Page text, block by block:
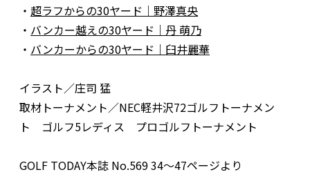
・ 超ラフからの30ヤード｜野澤真央
・ バンカー越えの30ヤード｜丹 萌乃
・ バンカーからの30ヤード｜臼井麗華
イラスト／庄司 猛
取材トーナメント／NEC軽井沢72ゴルフトーナメン
ト ゴルフ5レディス プロゴルフトーナメント
GOLF TODAY本誌 No.569 34～47ページより